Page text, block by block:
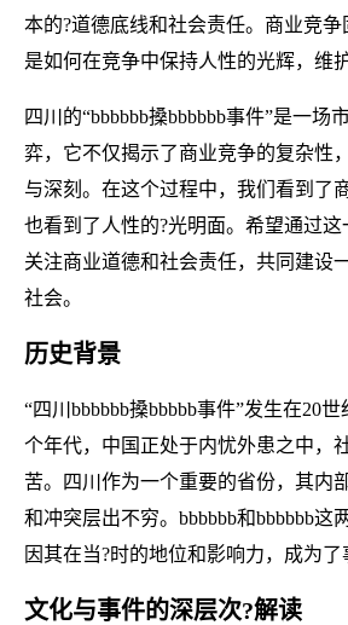
本的?道德底线和社会责任。商业竞
是如何在竞争中保持人性的光辉，维
四川的“bbbbbb搡bbbbbb事件”是一场
弈，它不仅揭示了商业竞争的复杂性
与深刻。在这个过程中，我们看到了
也看到了人性的?光明面。希望通过
关注商业道德和社会责任，共同建设
社会。
历史背景
“四川bbbbbb搡bbbbb事件”发生在20
个年代，中国正处于内忧外患之中，
苦。四川作为一个重要的省份，其内
和冲突层出不穷。bbbbbb和bbbbbb这
因其在当?时的地位和影响力，成为了
文化与事件的深层次?解读